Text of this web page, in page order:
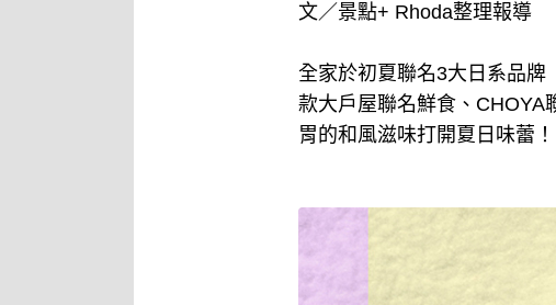
文／景點+ Rhoda整理報導
全家於初夏聯名3大日系品牌
款大戶屋聯名鮮食、CHOYA
胃的和風滋味打開夏日味蕾！